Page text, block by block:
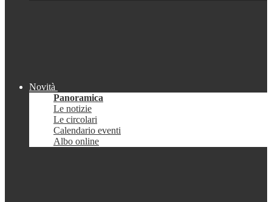
Novità
Panoramica
Le notizie
Le circolari
Calendario eventi
Albo online